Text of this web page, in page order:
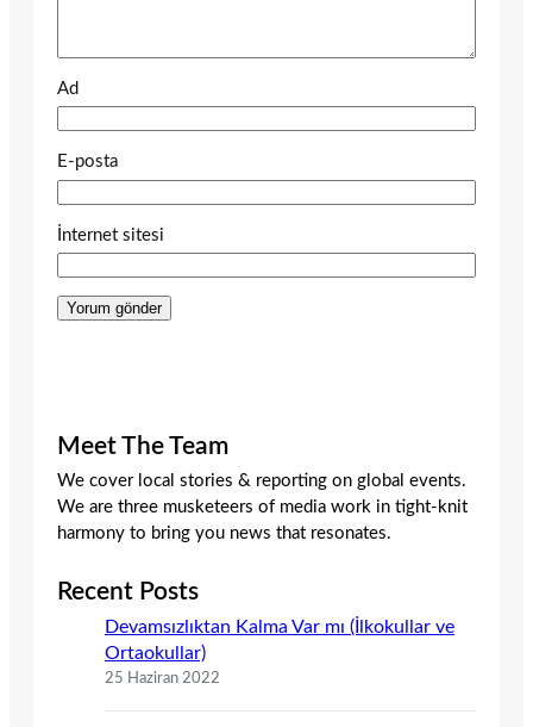
Ad
E-posta
İnternet sitesi
Meet The Team
We cover local stories & reporting on global events.
We are three musketeers of media work in tight-knit
harmony to bring you news that resonates.
Recent Posts
Devamsızlıktan Kalma Var mı (İlkokullar ve
Ortaokullar)
25 Haziran 2022